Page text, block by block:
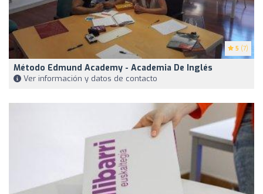
5 (7)
Método Edmund Academy - Academia De Inglés
Ver información y datos de contacto